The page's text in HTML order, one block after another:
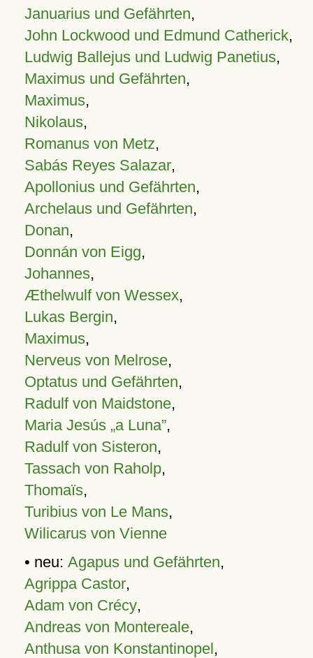
Januarius und Gefährten,
John Lockwood und Edmund Catherick,
Ludwig Ballejus und Ludwig Panetius,
Maximus und Gefährten,
Maximus,
Nikolaus,
Romanus von Metz,
Sabás Reyes Salazar,
Apollonius und Gefährten,
Archelaus und Gefährten,
Donan,
Donnán von Eigg,
Johannes,
Æthelwulf von Wessex,
Lukas Bergin,
Maximus,
Nerveus von Melrose,
Optatus und Gefährten,
Radulf von Maidstone,
Maria Jesús „a Luna”,
Radulf von Sisteron,
Tassach von Raholp,
Thomaïs,
Turibius von Le Mans,
Wilicarus von Vienne
• neu: Agapus und Gefährten,
Agrippa Castor,
Adam von Crécy,
Andreas von Montereale,
Anthusa von Konstantinopel,